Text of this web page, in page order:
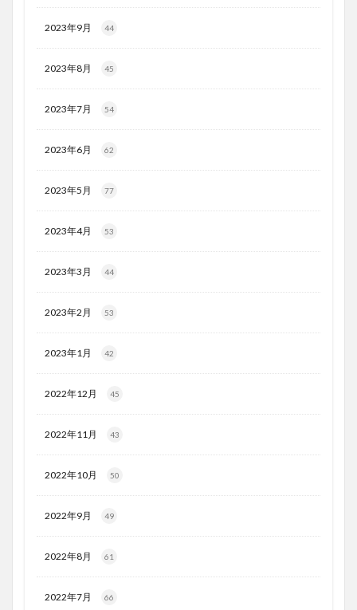
2023年9月 44
2023年8月 45
2023年7月 54
2023年6月 62
2023年5月 77
2023年4月 53
2023年3月 44
2023年2月 53
2023年1月 42
2022年12月 45
2022年11月 43
2022年10月 50
2022年9月 49
2022年8月 61
2022年7月 66